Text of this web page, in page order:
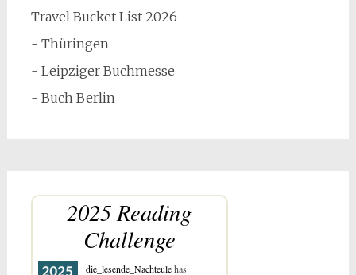
Travel Bucket List 2026
- Thüringen
- Leipziger Buchmesse
- Buch Berlin
2025 Reading
Challenge
die_lesende_Nachteulehas